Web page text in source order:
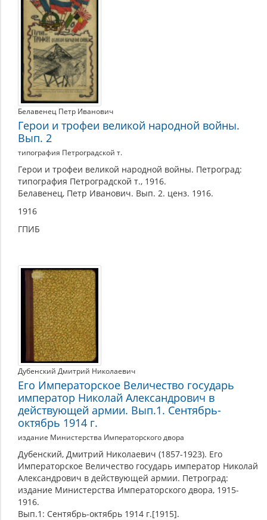
Белавенец Петр Иванович
Герои и трофеи великой народной войны.
Вып. 2
типография Петроградской т.
Герои и трофеи великой народной войны. Петроград:
типография Петроградской т., 1916.
Белавенец, Петр Иванович. Вып. 2. ценз. 1916.
1916
ГПИБ
Дубенский Дмитрий Николаевич
Его Императорское Величество государь
император Николай Александрович в
действующей армии. Вып.1. Сентябрь-
октябрь 1914 г.
издание Министерства Императорского двора
Дубенский, Дмитрий Николаевич (1857-1923). Его
Императорское Величество государь император Николай
Александрович в действующей армии. Петроград:
издание Министерства Императорского двора, 1915-
1916.
Вып.1: Сентябрь-октябрь 1914 г.[1915].